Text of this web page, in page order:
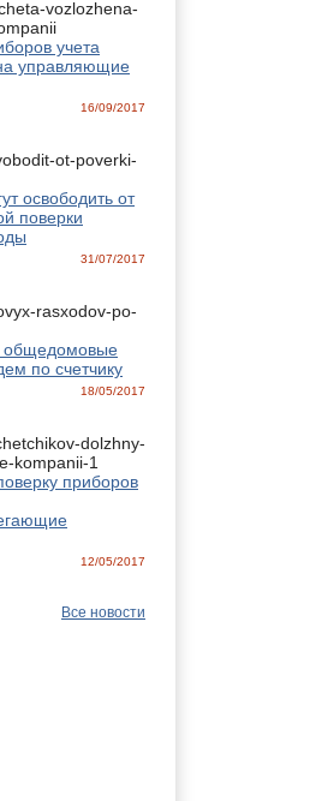
учета
управляющие
16/09/2017
освободить от
поверки
31/07/2017
общедомовые
по счетчику
18/05/2017
приборов
12/05/2017
Все новости